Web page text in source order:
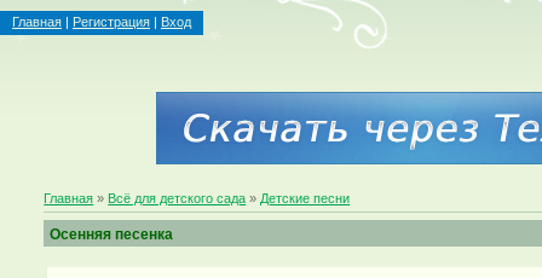
Главная | Регистрация | Вход
Главная » Всё для детского сада » Детские песни
Осенняя песенка